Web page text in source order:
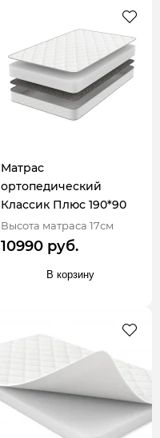
Матрас
ортопедический
Классик Плюс 190*90
Высота матраса 17см
10990 руб.
В корзину